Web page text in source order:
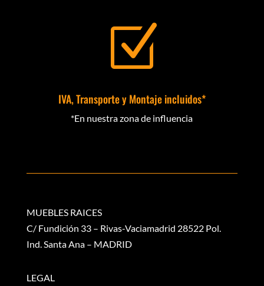
Z
IVA, Transporte y Montaje incluidos*
*En nuestra zona de influencia
MUEBLES RAICES
C/ Fundición 33 – Rivas-Vaciamadrid 28522 Pol.
Ind. Santa Ana – MADRID
LEGAL